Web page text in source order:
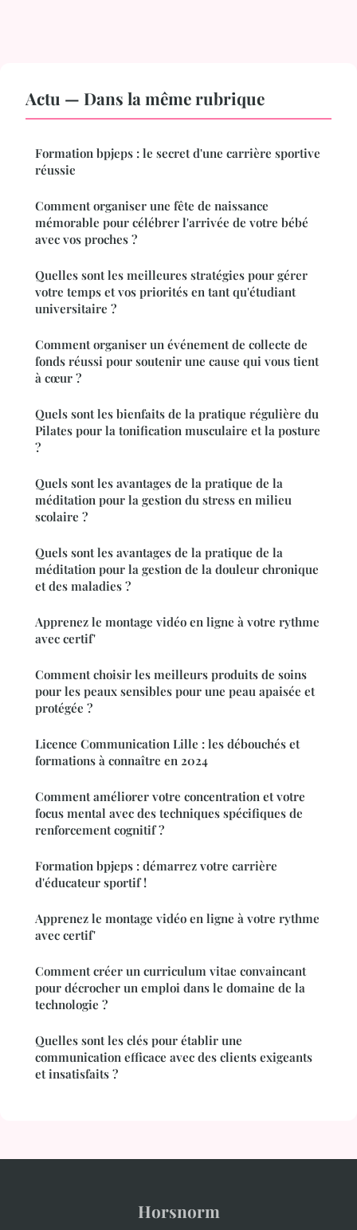
Actu — Dans la même rubrique
Formation bpjeps : le secret d'une carrière sportive
réussie
Comment organiser une fête de naissance
mémorable pour célébrer l'arrivée de votre bébé
avec vos proches ?
Quelles sont les meilleures stratégies pour gérer
votre temps et vos priorités en tant qu'étudiant
universitaire ?
Comment organiser un événement de collecte de
fonds réussi pour soutenir une cause qui vous tient
à cœur ?
Quels sont les bienfaits de la pratique régulière du
Pilates pour la tonification musculaire et la posture
?
Quels sont les avantages de la pratique de la
méditation pour la gestion du stress en milieu
scolaire ?
Quels sont les avantages de la pratique de la
méditation pour la gestion de la douleur chronique
et des maladies ?
Apprenez le montage vidéo en ligne à votre rythme
avec certif'
Comment choisir les meilleurs produits de soins
pour les peaux sensibles pour une peau apaisée et
protégée ?
Licence Communication Lille : les débouchés et
formations à connaître en 2024
Comment améliorer votre concentration et votre
focus mental avec des techniques spécifiques de
renforcement cognitif ?
Formation bpjeps : démarrez votre carrière
d'éducateur sportif !
Apprenez le montage vidéo en ligne à votre rythme
avec certif'
Comment créer un curriculum vitae convaincant
pour décrocher un emploi dans le domaine de la
technologie ?
Quelles sont les clés pour établir une
communication efficace avec des clients exigeants
et insatisfaits ?
Horsnorm